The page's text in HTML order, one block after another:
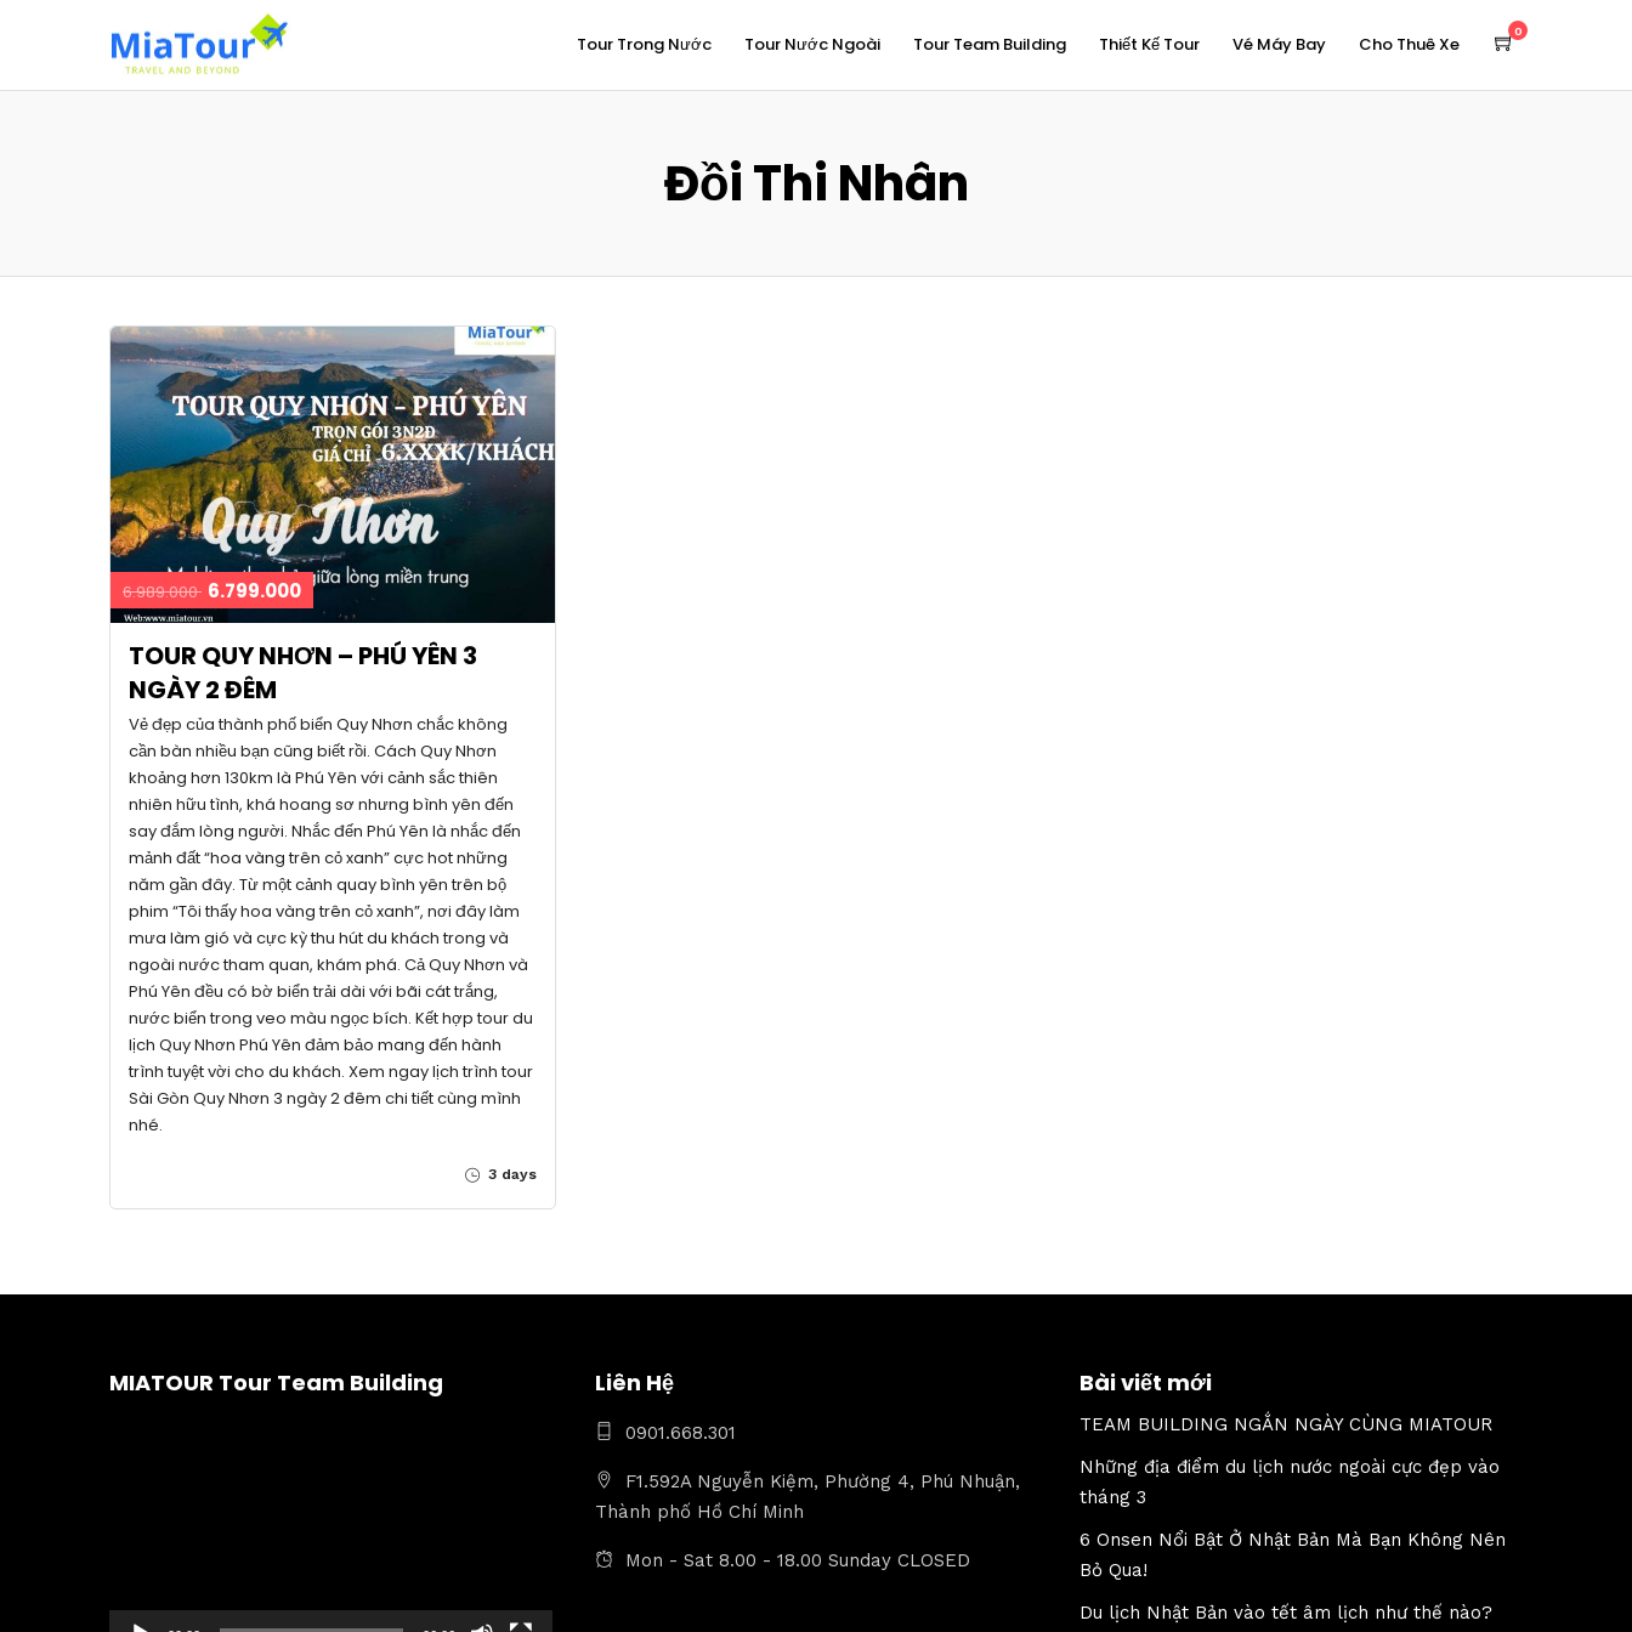
Tour Trong Nước Tour Nước Ngoài Tour Team Building Thiết Kế Tour Vé Máy Bay Cho Thuê Xe
0
Đồi Thi Nhân
6.989.000 6.799.000
TOUR QUY NHƠN – PHÚ YÊN 3
NGÀY 2 ĐÊM
Vẻ đẹp của thành phố biển Quy Nhơn chắc không
cần bàn nhiều bạn cũng biết rồi. Cách Quy Nhơn
khoảng hơn 130km là Phú Yên với cảnh sắc thiên
nhiên hữu tình, khá hoang sơ nhưng bình yên đến
say đắm lòng người. Nhắc đến Phú Yên là nhắc đến
mảnh đất “hoa vàng trên cỏ xanh” cực hot những
năm gần đây. Từ một cảnh quay bình yên trên bộ
phim “Tôi thấy hoa vàng trên cỏ xanh”, nơi đây làm
mưa làm gió và cực kỳ thu hút du khách trong và
ngoài nước tham quan, khám phá. Cả Quy Nhơn và
Phú Yên đều có bờ biển trải dài với bãi cát trắng,
nước biển trong veo màu ngọc bích. Kết hợp tour du
lịch Quy Nhơn Phú Yên đảm bảo mang đến hành
trình tuyệt vời cho du khách. Xem ngay lịch trình tour
Sài Gòn Quy Nhơn 3 ngày 2 đêm chi tiết cùng mình
nhé.
3 days
MIATOUR Tour Team Building Liên Hệ
0901.668.301
F1.592A Nguyễn Kiệm, Phường 4, Phú Nhuận,
Thành phố Hồ Chí Minh
Mon - Sat 8.00 - 18.00 Sunday CLOSED
Bài viết mới
TEAM BUILDING NGẮN NGÀY CÙNG MIATOUR
Những địa điểm du lịch nước ngoài cực đẹp vào
tháng 3
6 Onsen Nổi Bật Ở Nhật Bản Mà Bạn Không Nên
Bỏ Qua!
Du lịch Nhật Bản vào tết âm lịch như thế nào?